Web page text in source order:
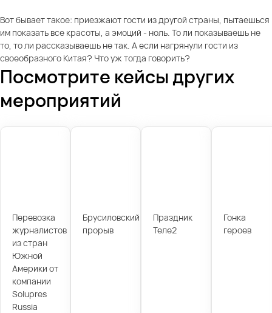
Вот бывает такое: приезжают гости из другой страны, пытаешься
им показать все красоты, а эмоций - ноль. То ли показываешь не
то, то ли рассказываешь не так. А если нагрянули гости из
своеобразного Китая? Что уж тогда говорить?
Посмотрите кейсы других
мероприятий
Перевозка
журналистов
из стран
Южной
Америки от
компании
Solupres
Russia
Брусиловский
прорыв
Праздник
Теле2
Гонка
героев